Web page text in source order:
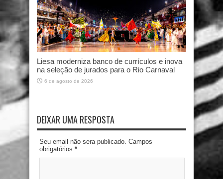
Liesa moderniza banco de currículos e inova
na seleção de jurados para o Rio Carnaval
6 de agosto de 2026
DEIXAR UMA RESPOSTA
Seu email não sera publicado. Campos
obrigatórios *